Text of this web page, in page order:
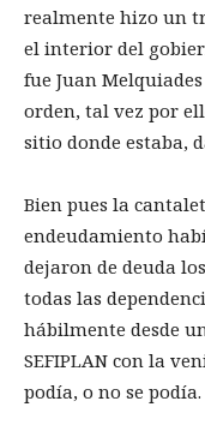
realmente hizo un
el interior del
fue Juan
orden, tal vez por
sitio donde estaba,
Bien pues la
endeudamiento
dejaron de deuda
todas las
hábilmente desde
SEFIPLAN con la
podía, o no se podía.